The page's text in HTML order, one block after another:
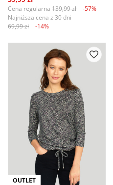
Cena regularna 139,99 zł
-57%
Najniższa cena z 30 dni
69,99 zł
-14%
OUTLET